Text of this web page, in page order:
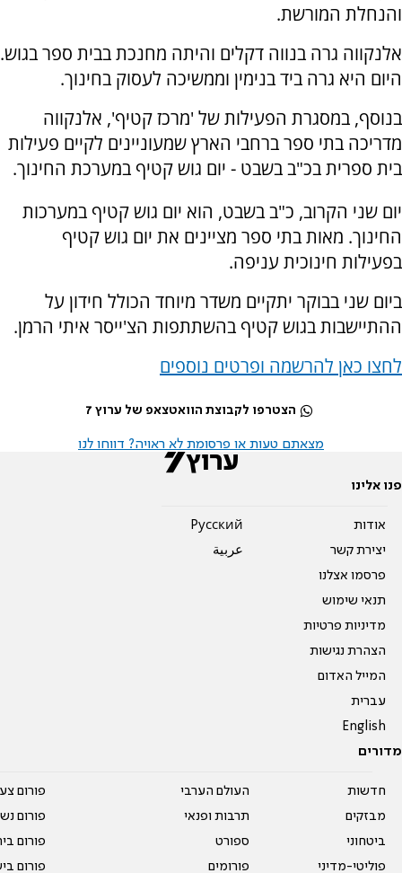
והנחלת המורשת.
אלנקווה גרה בנווה דקלים והיתה מחנכת בבית ספר בגוש.
היום היא גרה ביד בנימין וממשיכה לעסוק בחינוך.
בנוסף, במסגרת הפעילות של 'מרכז קטיף', אלנקווה
מדריכה בתי ספר ברחבי הארץ שמעוניינים לקיים פעילות
בית ספרית בכ"ב בשבט - יום גוש קטיף במערכת החינוך.
יום שני הקרוב, כ"ב בשבט, הוא יום גוש קטיף במערכות
החינוך. מאות בתי ספר מציינים את יום גוש קטיף
בפעילות חינוכית עניפה.
ביום שני בבוקר יתקיים משדר מיוחד הכולל חידון על
ההתיישבות בגוש קטיף בהשתתפות הצ'ייסר איתי הרמן.
לחצו כאן להרשמה ופרטים נוספים
הצטרפו לקבוצת הוואטצאפ של ערוץ 7
מצאתם טעות או פרסומת לא ראויה? דווחו לנו
פנו אלינו
אודות
יצירת קשר
פרסמו אצלנו
תנאי שימוש
מדיניות פרטיות
הצהרת נגישות
המייל האדום
עברית
English
Pусский
عربية
מדורים
חדשות
מבזקים
ביטחוני
פוליטי-מדיני
העולם הערבי
תרבות ופנאי
ספורט
פורומים
פורום
פורום
פורום
פורום